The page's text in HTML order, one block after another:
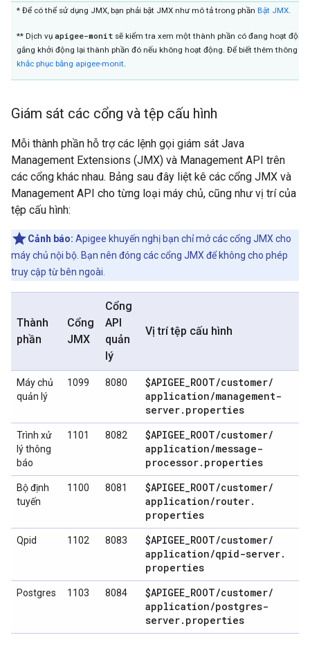
* Để có thể sử dụng JMX, bạn phải bật JMX như mô tả trong phần Bật JMX.
** Dịch vụ apigee-monit sẽ kiểm tra xem một thành phần có đang hoạt
gắng khởi động lại thành phần đó nếu không hoạt động. Để biết thêm thông
khắc phục bằng apigee-monit.
Giám sát các cổng và tệp cấu hình
Mỗi thành phần hỗ trợ các lệnh gọi giám sát Java
Management Extensions (JMX) và Management API trên
các cổng khác nhau. Bảng sau đây liệt kê các cổng JMX và
Management API cho từng loại máy chủ, cũng như vị trí của
tệp cấu hình:
Cảnh báo: Apigee khuyến nghị bạn chỉ mở các cổng JMX cho
máy chủ nội bộ. Bạn nên đóng các cổng JMX để không cho phép
truy cập từ bên ngoài.
Thành
phần
Cổng
JMX
Cổng
API
quản
lý
Vị trí tệp cấu hình
Máy chủ
quản lý
1099 8080 $APIGEE_ROOT/customer/
application/management-
server. properties
Trình xử
lý thông
báo
1101 8082 $APIGEE_ROOT/customer/
application/message-
processor. properties
Bộ định
tuyến
1100 8081 $APIGEE_ROOT/customer/
application/router.
properties
Qpid 1102 8083 $APIGEE_ROOT/customer/
application/qpid-server.
properties
Postgres 1103 8084 $APIGEE_ROOT/customer/
application/postgres-
server. properties